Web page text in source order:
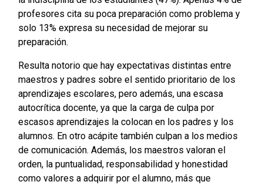
profesores cita su poca preparación como problema y
solo 13% expresa su necesidad de mejorar su
preparación.
Resulta notorio que hay expectativas distintas entre
maestros y padres sobre el sentido prioritario de los
aprendizajes escolares, pero además, una escasa
autocrítica docente, ya que la carga de culpa por
escasos aprendizajes la colocan en los padres y los
alumnos. En otro acápite también culpan a los medios
de comunicación. Además, los maestros valoran el
orden, la puntualidad, responsabilidad y honestidad
como valores a adquirir por el alumno, más que